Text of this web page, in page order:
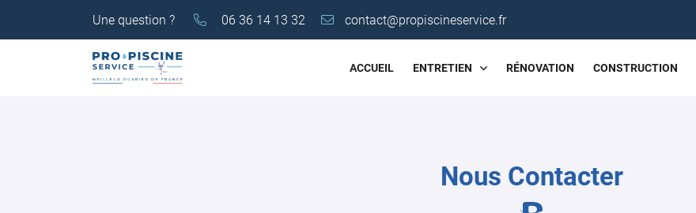
Une question ? 06 36 14 13 32
ACCUEIL ENTRETIEN RÉNOVATION CONSTRUCTION
18100 Vierzon
Nous Contacter